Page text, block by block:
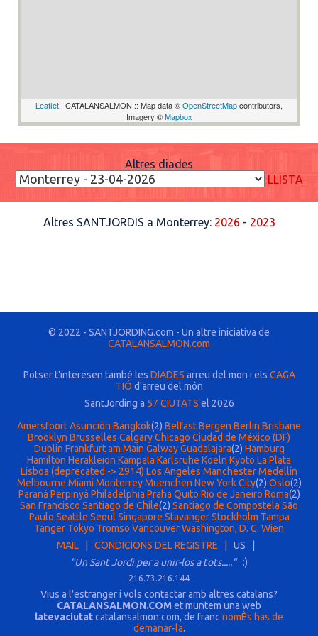
Leaflet | CATALANSALMON :: Map data ©OpenStreetMapcontributors,
Imagery ©Mapbox
Altres diades
LLISTA
Altres SANTJORDIS a Monterrey: 2026 - 2023
© 2022 - SANTJORDING.com - Un altre iniciativa de
CATALANSALMON.com
Potser t'interesen també les DIADES arreu del mon i els CAGA
TIÓ d'arreu del món
SantJording a 57 CIUTATS el 2026
AmersfoortAsunción Bangkok(2) BelfastBergen Berlin Brisbane
Brooklyn Brusselles CalgaryChicago Ciudad de México (DF)
Dublin Frankfurt am Main Galway Guadalajara(2) Hamburg
Hamilton Herakleion Kampala Karlsruhe Koeln Kyoto La Plata
Lisboa (deprecated -> 2914) Los Angeles ManchesterMedellín
Melbourne Miami Monterrey Muenchen New York City(2) Oslo(2)
Paraná Perpinyà Philadelphia Praha Quito Rio de Janeiro Roma(2)
San Francisco Santiago de Chile(2) Santiago de Compostela São
Paulo Seattle Seoul Singapore Stavanger Stockholm Tampa
Tanger Tokyo Tromso VancouverWashington, D. C. Wien
MAIL
CONDICIONS DEL REGISTRE | US |
"Un Sant Jordi per a unir-los a tots.....":)
216.73.216.144
Vius a l'estranger i vols contactar amb altres catalans?
CATALANSALMON.COM et muntem una web
latevaciutat.catalansalmon.com, de franc nomÈs has de
demanar-la.